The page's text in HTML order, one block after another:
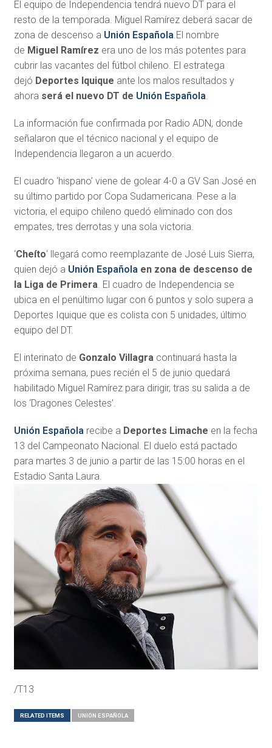
El equipo de Independencia tendrá nuevo DT para el
resto de la temporada. Miguel Ramírez deberá sacar de
zona de descenso a Unión Española.El nombre
de Miguel Ramírez era uno de los más potentes para
cubrir las vacantes del fútbol chileno. El estratega
dejó Deportes Iquique ante los malos resultados y
ahora será el nuevo DT de Unión Española.
La información fue confirmada por Radio ADN, donde
señalaron que el técnico nacional y el equipo de
Independencia llegaron a un acuerdo.
El cuadro ‘hispano’ viene de golear 4-0 a GV San José en
su último partido por Copa Sudamericana. Pese a la
victoria, el equipo chileno quedó eliminado con dos
empates, tres derrotas y una sola victoria.
‘Cheíto‘ llegará como reemplazante de José Luis Sierra,
quien dejó a Unión Españolaen zona de descenso de
la Liga de Primera. El cuadro de Independencia se
ubica en el penúltimo lugar con 6 puntos y solo supera a
Deportes Iquique que es colista con 5 unidades, último
equipo del DT.
El interinato de Gonzalo Villagra continuará hasta la
próxima semana, pues recién el 5 de junio quedará
habilitado Miguel Ramírez para dirigir, tras su salida a de
los ‘Dragones Celestes’.
Unión Española recibe a Deportes Limache en la fecha
13 del Campeonato Nacional. El duelo está pactado
para martes 3 de junio a partir de las 15:00 horas en el
Estadio Santa Laura.
/T13
RELATED ITEMS UNIÓN ESPAÑOLA